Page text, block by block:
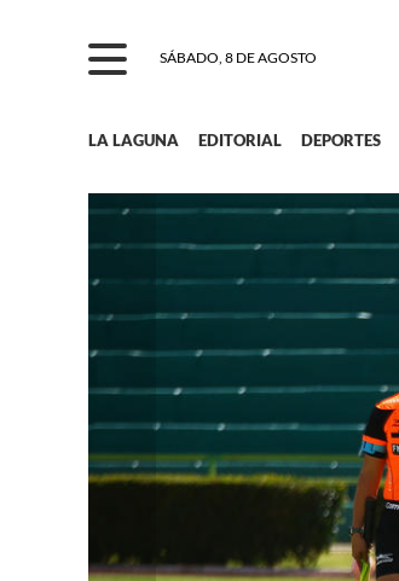
SÁBADO, 8 DE AGOSTO
LA LAGUNA EDITORIAL DEPORTES